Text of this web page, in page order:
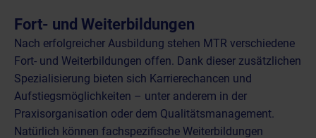
Fort- und Weiterbildungen
Nach erfolgreicher Ausbildung stehen MTR verschiedene
Fort- und Weiterbildungen offen. Dank dieser zusätzlichen
Spezialisierung bieten sich Karrierechancen und
Aufstiegsmöglichkeiten – unter anderem in der
Praxisorganisation oder dem Qualitätsmanagement.
Natürlich können fachspezifische Weiterbildungen